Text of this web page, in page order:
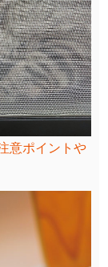
意ポイントや